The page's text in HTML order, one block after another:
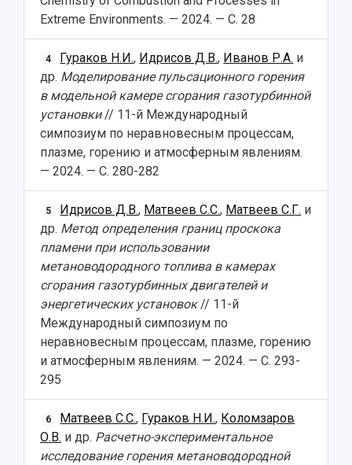
Extreme Environments. — 2024. — С. 28
4 Гураков Н.И., Идрисов Д.В., Иванов Р.А. и
др. Моделирование пульсационного горения
в модельной камере сгорания газотурбинной
установки// 11-й Международный
симпозиум по неравновесным процессам,
плазме, горению и атмосферным явлениям.
— 2024. — С. 280-282
5 Идрисов Д.В., Матвеев С.С., Матвеев С.Г. и
др. Метод определения границ проскока
пламени при использовании
метановодородного топлива в камерах
сгорания газотурбинных двигателей и
энергетических установок// 11-й
Международный симпозиум по
неравновесным процессам, плазме, горению
и атмосферным явлениям. — 2024. — С. 293-
295
6 Матвеев С.С., Гураков Н.И., Коломзаров
О.В. и др. Расчетно-экспериментальное
исследование горения метановодородной